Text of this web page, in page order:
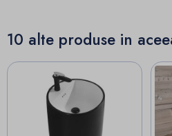
10 alte produse in